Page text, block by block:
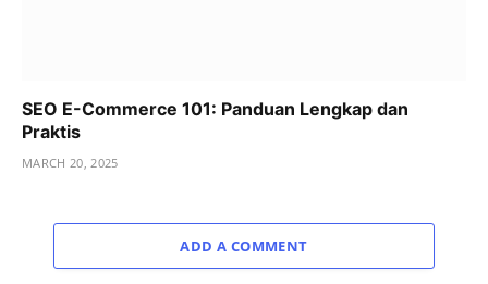
SEO E-Commerce 101: Panduan Lengkap dan
Praktis
MARCH 20, 2025
ADD A COMMENT